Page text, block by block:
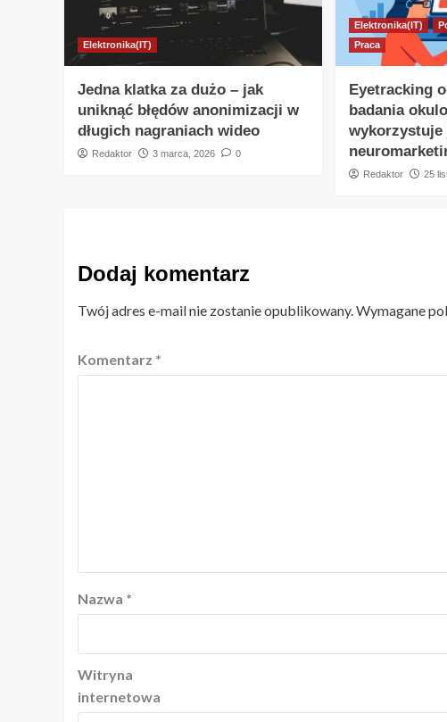
Elektronika(IT)
Jedna klatka za dużo – jak
uniknąć błędów anonimizacji w
długich nagraniach wideo
Redaktor 3 marca, 2026 0
Elektronika(IT)
Praca
Eyetracking
badania
wykorzystuje
Redaktor 25
Dodaj komentarz
Twój adres e-mail nie zostanie opublikowany.Wymagane
Komentarz *
Nazwa *
Witryna
internetowa